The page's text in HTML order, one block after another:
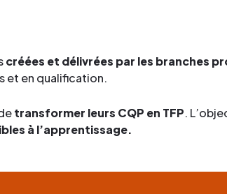
créées et délivrées par les branches
et en qualification.
transformer leurs CQP en TFP.
à l’apprentissage.